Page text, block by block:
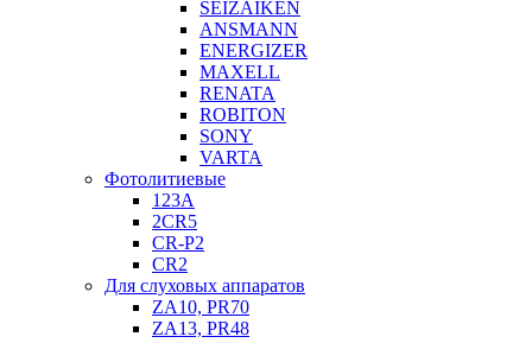
SEIZAIKEN
ANSMANN
ENERGIZER
MAXELL
RENATA
ROBITON
SONY
VARTA
Фотолитиевые
123A
2CR5
CR-P2
CR2
Для слуховых аппаратов
ZA10, PR70
ZA13, PR48